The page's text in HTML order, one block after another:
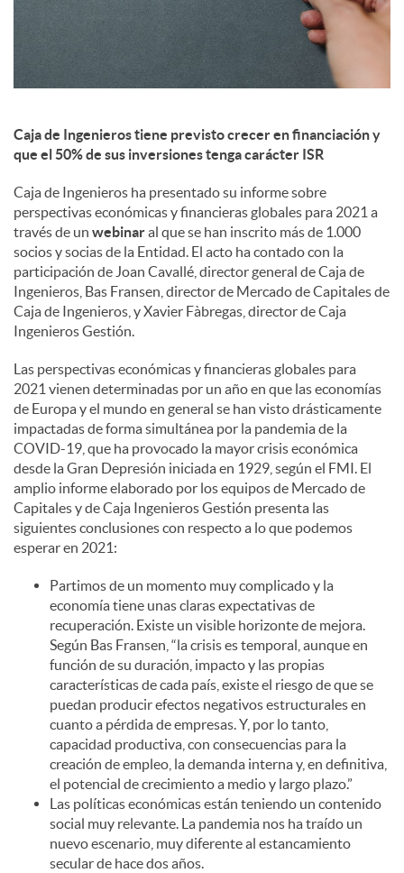
n
i
d
o
s
Caja de Ingenieros tiene previsto crecer en financiación y
que el 50% de sus inversiones tenga carácter ISR
Caja de Ingenieros ha presentado su informe sobre
perspectivas económicas y financieras globales para 2021 a
través de un webinaral que se han inscrito más de 1.000
socios y socias de la Entidad. El acto ha contado con la
participación de Joan Cavallé, director general de Caja de
Ingenieros, Bas Fransen, director de Mercado de Capitales de
Caja de Ingenieros, y Xavier Fàbregas, director de Caja
Ingenieros Gestión.
Las perspectivas económicas y financieras globales para
2021 vienen determinadas por un año en que las economías
de Europa y el mundo en general se han visto drásticamente
impactadas de forma simultánea por la pandemia de la
COVID-19, que ha provocado la mayor crisis económica
desde la Gran Depresión iniciada en 1929, según el FMI. El
amplio informe elaborado por los equipos de Mercado de
Capitales y de Caja Ingenieros Gestión presenta las
siguientes conclusiones con respecto a lo que podemos
esperar en 2021:
Partimos de un momento muy complicado y la
economía tiene unas claras expectativas de
recuperación. Existe un visible horizonte de mejora.
Según Bas Fransen, “la crisis es temporal, aunque en
función de su duración, impacto y las propias
características de cada país, existe el riesgo de que se
puedan producir efectos negativos estructurales en
cuanto a pérdida de empresas. Y, por lo tanto,
capacidad productiva, con consecuencias para la
creación de empleo, la demanda interna y, en definitiva,
el potencial de crecimiento a medio y largo plazo.”
Las políticas económicas están teniendo un contenido
social muy relevante. La pandemia nos ha traído un
nuevo escenario, muy diferente al estancamiento
secular de hace dos años.